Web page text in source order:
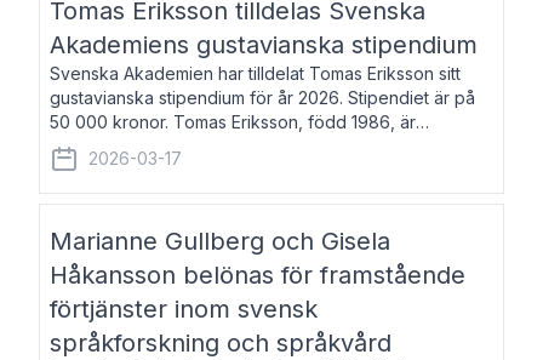
Tomas Eriksson tilldelas Svenska
Akademiens gustavianska stipendium
Svenska Akademien har tilldelat Tomas Eriksson sitt
gustavianska stipendium för år 2026. Stipendiet är på
50 000 kronor. Tomas Eriksson, född 1986, är
projektledare inom marknadsföring och författare och
utkom i fjol med boken Syndabocken.
2026-03-17
Marianne Gullberg och Gisela
Håkansson belönas för framstående
förtjänster inom svensk
språkforskning och språkvård